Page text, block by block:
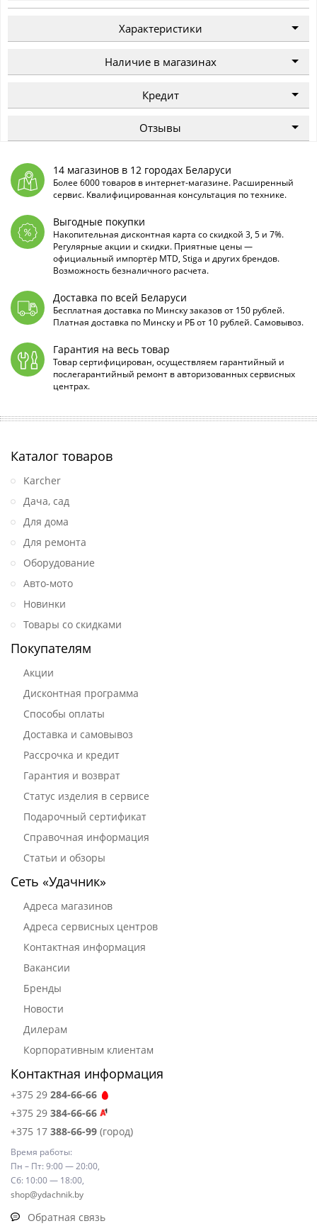
Характеристики
Наличие в магазинах
Кредит
Отзывы
14 магазинов в 12 городах Беларуси
Более 6000 товаров в интернет-магазине. Расширенный
сервис. Квалифицированная консультация по технике.
Выгодные покупки
Накопительная дисконтная карта со скидкой 3, 5 и 7%.
Регулярные акции и скидки. Приятные цены —
официальный импортёр MTD, Stiga и других брендов.
Возможность безналичного расчета.
Доставка по всей Беларуси
Бесплатная доставка по Минску заказов от 150 рублей.
Платная доставка по Минску и РБ от 10 рублей. Самовывоз.
Гарантия на весь товар
Товар сертифицирован, осуществляем гарантийный и
послегарантийный ремонт в авторизованных сервисных
центрах.
Каталог товаров
Karcher
Дача, сад
Для дома
Для ремонта
Оборудование
Авто-мото
Новинки
Товары со скидками
Покупателям
Акции
Дисконтная программа
Способы оплаты
Доставка и самовывоз
Рассрочка и кредит
Гарантия и возврат
Статус изделия в сервисе
Подарочный сертификат
Справочная информация
Статьи и обзоры
Сеть «Удачник»
Адреса магазинов
Адреса сервисных центров
Контактная информация
Вакансии
Бренды
Новости
Дилерам
Корпоративным клиентам
Контактная информация
+375 29 284-66-66
+375 29 384-66-66
+375 17 388-66-99 (город)
Время работы:
Пн – Пт: 9:00 — 20:00,
Сб: 10:00 — 18:00,
shop@ydachnik.by
Обратная связь